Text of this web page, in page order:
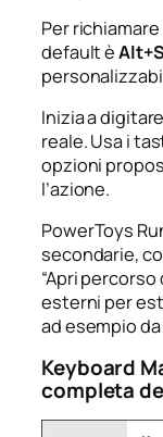
Per
default è
Inizia a
reale. Usa i
opzioni
l’azione.
PowerToys
secondarie,
“Apri
esterni per
ad esempio
Keyboard
completa